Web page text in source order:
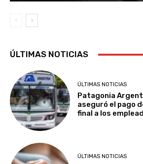
ÚLTIMAS NOTICIAS
ÚLTIMAS NOTICIAS
Patagonia
aseguró el pago
final a los
ÚLTIMAS NOTICIAS